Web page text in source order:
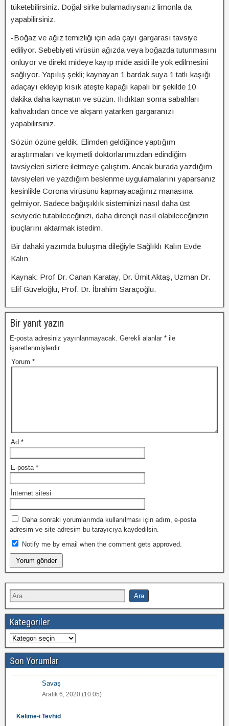
tüketebilirsiniz. Doğal sirke bulamadıysanız limonla da
yapabilirsiniz.
-Boğaz ve ağız temizliği için ada çayı gargarası tavsiye
ediliyor. Sebebiyeti virüsün ağızda veya boğazda tutunmasını
önlüyor ve direkt mideye kayıp mide asidi ile yok edilmesini
sağlıyor. Yapılış şekli; kaynayan 1 bardak suya 1 tatlı kaşığı
adaçayı ekleyip kısık ateşte kapağı kapalı bir şekilde 10
dakika daha kaynatın ve süzün. Ilıdıktan sonra sabahları
kahvaltıdan önce ve akşam yatarken gargaranızı
yapabilirsiniz.
Sözün özüne geldik. Elimden geldiğince yaptığım
araştırmaları ve kıymetli doktorlarımızdan edindiğim
tavsiyeleri sizlere iletmeye çalıştım. Ancak burada yazdığım
tavsiyeleri ve yazdığım beslenme uygulamalarını yaparsanız
kesinlikle Corona virüsünü kapmayacağınız manasına
gelmiyor. Sadece bağışıklık sisteminizi nasıl daha üst
seviyede tutabileceğinizi, daha dirençli nasıl olabileceğinizin
ipuçlarını aktarmak istedim.
Bir dahaki yazımda buluşma dileğiyle Sağlıklı Kalın Evde
Kalın
Kaynak: Prof Dr. Canan Karatay, Dr. Ümit Aktaş, Uzman Dr.
Elif Güveloğlu, Prof. Dr. İbrahim Saraçoğlu.
Bir yanıt yazın
E-posta adresiniz yayınlanmayacak. Gerekli alanlar * ile
işaretlenmişlerdir
Yorum *
Ad *
E-posta *
İnternet sitesi
Daha sonraki yorumlarımda kullanılması için adım, e-posta
adresim ve site adresim bu tarayıcıya kaydedilsin.
Notify me by email when the comment gets approved.
Kategoriler
Son Yorumlar
Savaş
Aralık 6, 2020 (10:05)
Kelime-i Tevhid